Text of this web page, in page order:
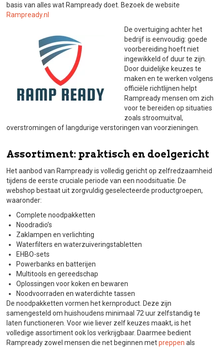
basis van alles wat Rampready doet. Bezoek de website
Rampready.nl
De overtuiging achter het
bedrijf is eenvoudig: goede
voorbereiding hoeft niet
ingewikkeld of duur te zijn.
Door duidelijke keuzes te
maken en te werken volgens
officiële richtlijnen helpt
Rampready mensen om zich
voor te bereiden op situaties
zoals stroomuitval,
overstromingen of langdurige verstoringen van voorzieningen.
Assortiment: praktisch en doelgericht
Het aanbod van Rampready is volledig gericht op zelfredzaamheid
tijdens de eerste cruciale periode van een noodsituatie. De
webshop bestaat uit zorgvuldig geselecteerde productgroepen,
waaronder:
Complete noodpakketten
Noodradio’s
Zaklampen en verlichting
Waterfilters en waterzuiveringstabletten
EHBO-sets
Powerbanks en batterijen
Multitools en gereedschap
Oplossingen voor koken en bewaren
Noodvoorraden en waterdichte tassen
De noodpakketten vormen het kernproduct. Deze zijn
samengesteld om huishoudens minimaal 72 uur zelfstandig te
laten functioneren. Voor wie liever zelf keuzes maakt, is het
volledige assortiment ook los verkrijgbaar. Daarmee bedient
Rampready zowel mensen die net beginnen metpreppen als